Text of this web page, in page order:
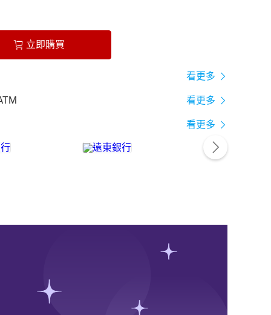
立即購買
看更多
看更多
看更多